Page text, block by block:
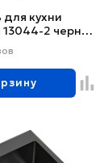
кухни
13044-2 черный